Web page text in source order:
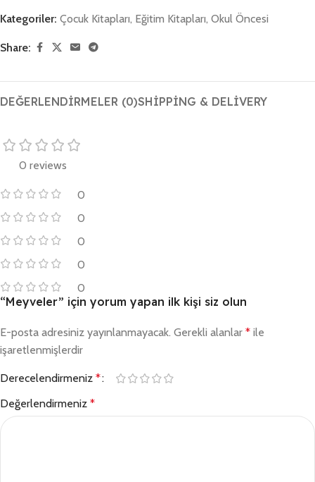
Kategoriler: Çocuk Kitapları, Eğitim Kitapları, Okul Öncesi
Share:
DEĞERLENDIRMELER (0)SHIPPING & DELIVERY
0 reviews
0
0
0
0
0
“Meyveler” için yorum yapan ilk kişi siz olun
E-posta adresiniz yayınlanmayacak. Gerekli alanlar * ile
işaretlenmişlerdir
Derecelendirmeniz *
Değerlendirmeniz *